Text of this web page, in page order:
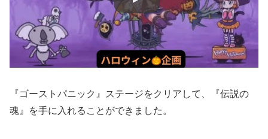
『ゴーストパニック』ステージをクリアして、『伝説の
魂』を手に入れることができました。